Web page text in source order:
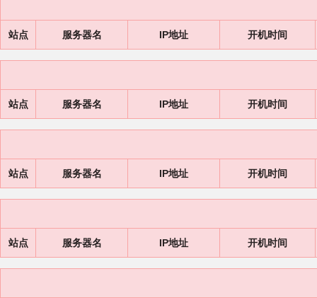
站点 服务器名 IP地址 开机时间
站点 服务器名 IP地址 开机时间
站点 服务器名 IP地址 开机时间
站点 服务器名 IP地址 开机时间